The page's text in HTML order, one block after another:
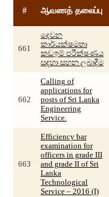
# ஆவணத் தலைப்பு
661
දෙවන
කාර්යක්ෂමතා
කඩඉම් පරීක්ෂණය
සඳහා සහන ලබාදීම
662
Calling of
applications for
posts of Sri Lanka
Engineering
Service.
663
Efficiency bar
examination for
officers in grade III
and grade II of Sri
Lanka
Technological
Service – 2016 (I)